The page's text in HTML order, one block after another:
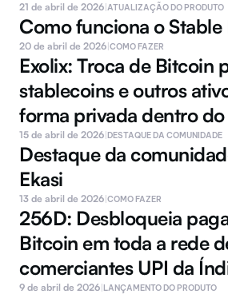
21 de abril de 2026|ATUALIZAÇÃO DO PRODUTO
Como funciona o Stable
20 de abril de 2026|COMO FAZER
Exolix: Troca de Bitcoin
stablecoins e outros
forma privada dentro do
15 de abril de 2026|DESTAQUE DA COMUNIDADE
Destaque da
Ekasi
13 de abril de 2026|COMO FAZER
256D: Desbloqueia
Bitcoin em toda a rede
comerciantes UPI da
9 de abril de 2026|LANÇAMENTO DO PRODUTO